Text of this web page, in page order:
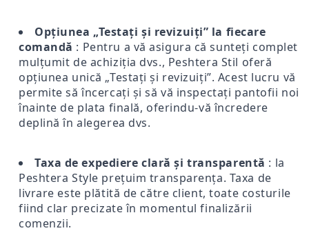
Opțiunea „Testați și revizuiți” la fiecare
comandă : Pentru a vă asigura că sunteți complet
mulțumit de achiziția dvs., Peshtera Stil oferă
opțiunea unică „Testați și revizuiți”. Acest lucru vă
permite să încercați și să vă inspectați pantofii noi
înainte de plata finală, oferindu-vă încredere
deplină în alegerea dvs.
Taxa de expediere clară și transparentă : la
Peshtera Style prețuim transparența. Taxa de
livrare este plătită de către client, toate costurile
fiind clar precizate în momentul finalizării
comenzii.